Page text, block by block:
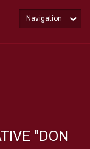
"DON
Navigation